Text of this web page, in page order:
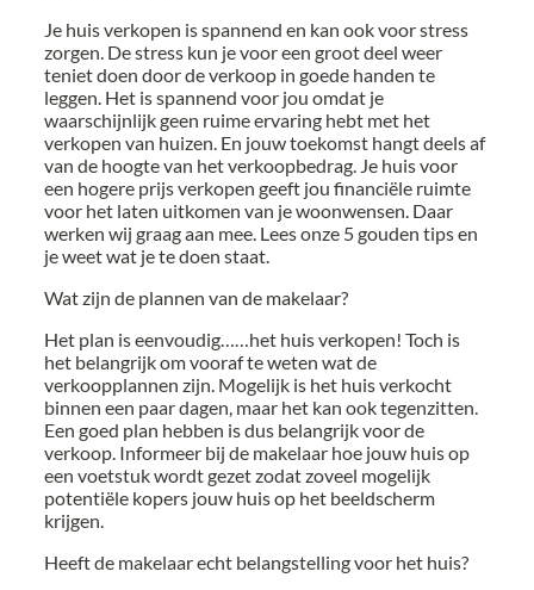
Je huis verkopen is spannend en kan ook voor stress
zorgen. De stress kun je voor een groot deel weer
teniet doen door de verkoop in goede handen te
leggen. Het is spannend voor jou omdat je
waarschijnlijk geen ruime ervaring hebt met het
verkopen van huizen. En jouw toekomst hangt deels af
van de hoogte van het verkoopbedrag. Je huis voor
een hogere prijs verkopen geeft jou financiële ruimte
voor het laten uitkomen van je woonwensen. Daar
werken wij graag aan mee. Lees onze 5 gouden tips en
je weet wat je te doen staat.
Wat zijn de plannen van de makelaar?
Het plan is eenvoudig……het huis verkopen! Toch is
het belangrijk om vooraf te weten wat de
verkoopplannen zijn. Mogelijk is het huis verkocht
binnen een paar dagen, maar het kan ook tegenzitten.
Een goed plan hebben is dus belangrijk voor de
verkoop. Informeer bij de makelaar hoe jouw huis op
een voetstuk wordt gezet zodat zoveel mogelijk
potentiële kopers jouw huis op het beeldscherm
krijgen.
Heeft de makelaar echt belangstelling voor het huis?